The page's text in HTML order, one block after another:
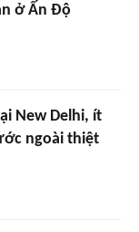
ở Ấn Độ
New Delhi, ít
ngoài thiệt